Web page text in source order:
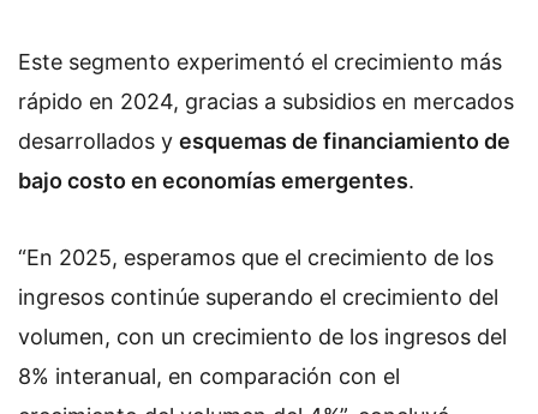
Este segmento experimentó el crecimiento más
rápido en 2024, gracias a subsidios en mercados
desarrollados y esquemas de financiamiento de
bajo costo en economías emergentes.
“En 2025, esperamos que el crecimiento de los
ingresos continúe superando el crecimiento del
volumen, con un crecimiento de los ingresos del
8% interanual, en comparación con el